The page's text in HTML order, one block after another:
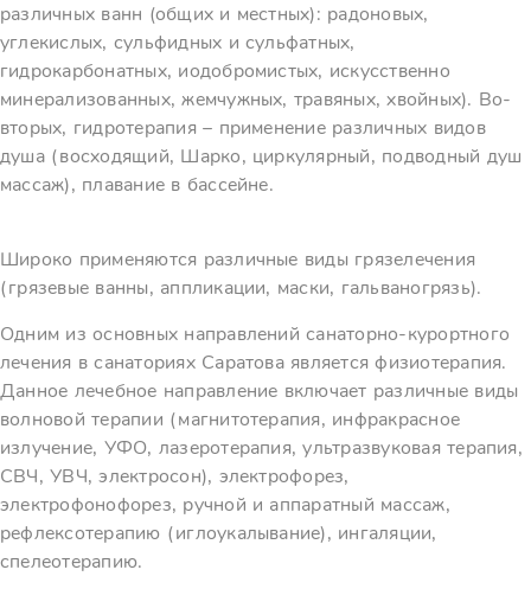
различных ванн (общих и местных): радоновых,
углекислых, сульфидных и сульфатных,
гидрокарбонатных, иодобромистых, искусственно
минерализованных, жемчужных, травяных, хвойных). Во-
вторых, гидротерапия – применение различных видов
душа (восходящий, Шарко, циркулярный, подводный душ
массаж), плавание в бассейне.
Широко применяются различные виды грязелечения
(грязевые ванны, аппликации, маски, гальваногрязь).
Одним из основных направлений санаторно-курортного
лечения в санаториях Саратова является физиотерапия.
Данное лечебное направление включает различные виды
волновой терапии (магнитотерапия, инфракрасное
излучение, УФО, лазеротерапия, ультразвуковая терапия,
СВЧ, УВЧ, электросон), электрофорез,
электрофонофорез, ручной и аппаратный массаж,
рефлексотерапию (иглоукалывание), ингаляции,
спелеотерапию.